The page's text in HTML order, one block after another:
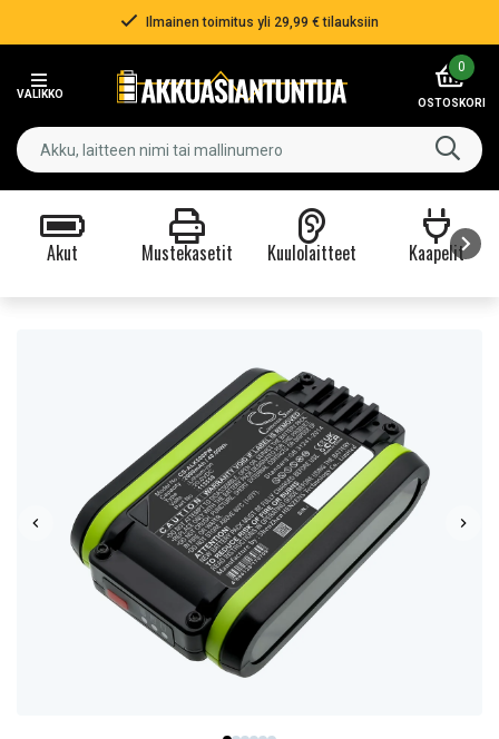
Ilmainen toimitus yli 29,99 € tilauksiin
VALIKKO
0
OSTOSKORI
Akut Mustekasetit Kuulolaitteet Kaapelit